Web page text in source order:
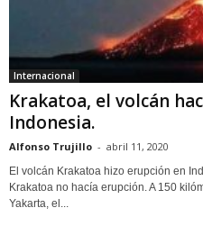
Internacional
Krakatoa, el volcán
Indonesia.
Alfonso Trujillo - abril 11, 2020
El volcán Krakatoa hizo erupción en
Krakatoa no hacía erupción. A 150
Yakarta, el...